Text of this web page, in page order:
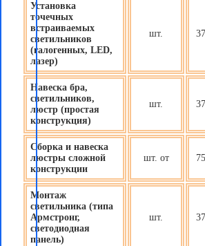
Установка
точечных
встраиваемых
светильников
(галогенных, LED,
лазер)
шт.
Навеска бра,
светильников,
люстр (простая
конструкция)
шт.
Сборка и навеска
люстры сложной
конструкции
шт. от
Монтаж
светильника (типа
Армстронг,
светодиодная
панель)
шт.